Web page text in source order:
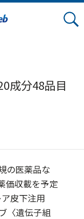
成分48品目
の医薬品な
価収載を予定
皮下注用
〈遺伝子組